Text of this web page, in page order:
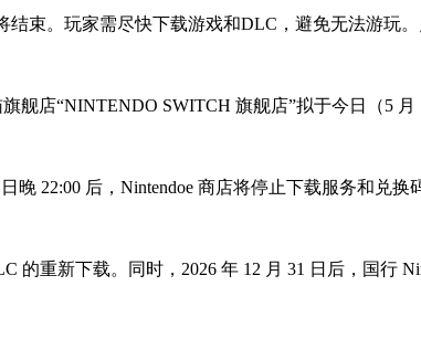
束。玩家需尽快下载游戏和DLC，避免无法游玩。
舰店“NINTENDO SWITCH 旗舰店”拟于今日（5
晚 22:00 后，Nintendoe 商店将停止下载服务和兑
重新下载。同时，2026 年 12 月 31 日后，国行